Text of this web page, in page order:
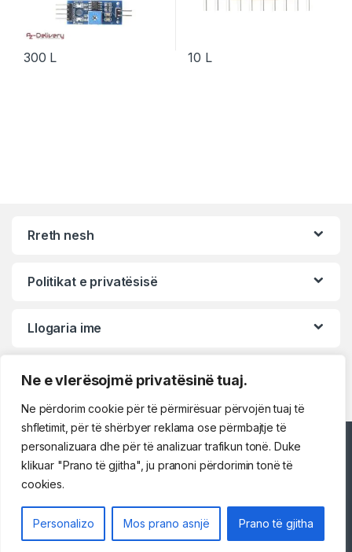
Ne e vlerësojmë privatësinë tuaj.
Ne përdorim cookie për të përmirësuar përvojën tuaj të
shfletimit, për të shërbyer reklama ose përmbajtje të
personalizuara dhe për të analizuar trafikun tonë. Duke
klikuar "Prano të gjitha", ju pranoni përdorimin tonë të
cookies.
Personalizo Mos prano asnjë Prano të gjitha
300 L 10 L
Rreth nesh
Politikat e privatësisë
Llogaria ime
069 73 48 717
Përshëndetje!